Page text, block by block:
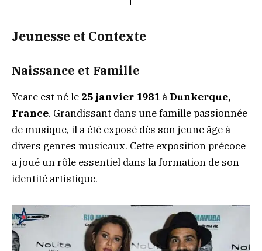
Jeunesse et Contexte
Naissance et Famille
Ycare est né le 25 janvier 1981 à Dunkerque,
France. Grandissant dans une famille passionnée
de musique, il a été exposé dès son jeune âge à
divers genres musicaux. Cette exposition précoce
a joué un rôle essentiel dans la formation de son
identité artistique.